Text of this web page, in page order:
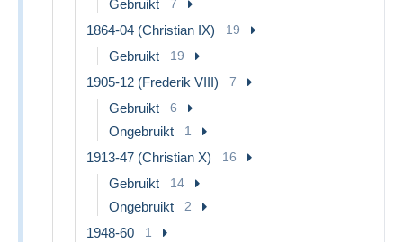
Gebruikt 7
1864-04 (Christian IX) 19
Gebruikt 19
1905-12 (Frederik VIII) 7
Gebruikt 6
Ongebruikt 1
1913-47 (Christian X) 16
Gebruikt 14
Ongebruikt 2
1948-60 1